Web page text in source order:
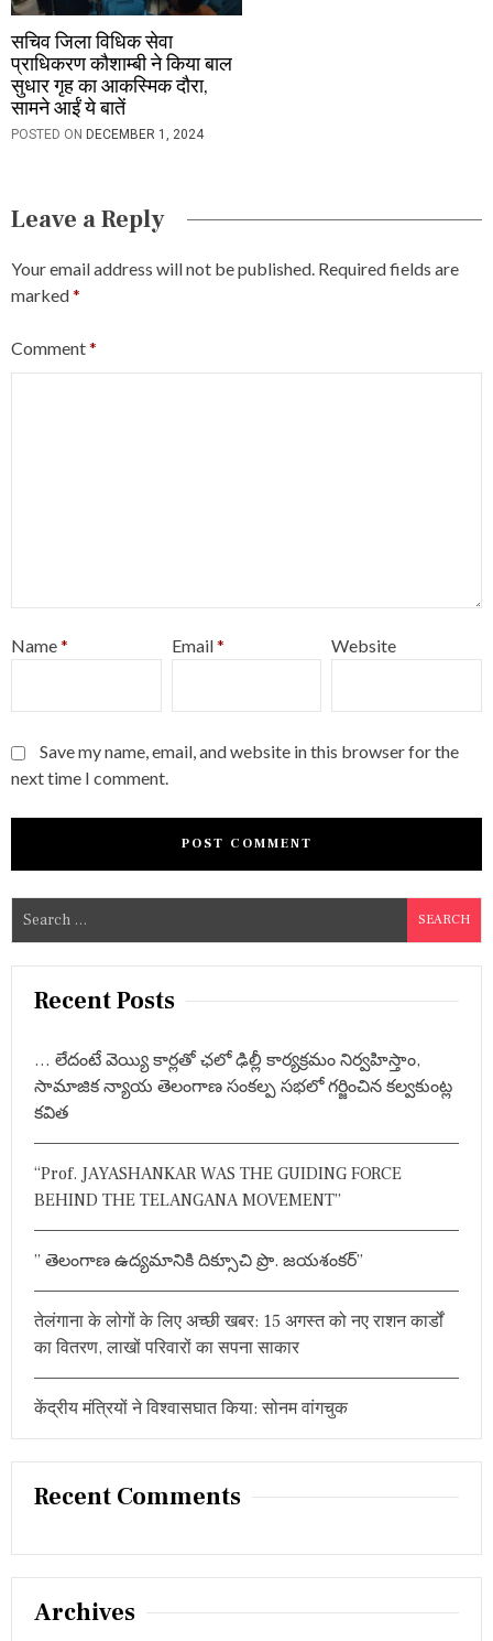
सचिव जिला विधिक सेवा
प्राधिकरण कौशाम्बी ने किया बाल
सुधार गृह का आकस्मिक दौरा,
सामने आईं ये बातें
POSTED ON DECEMBER 1, 2024
Leave a Reply
Your email address will not be published. Required fields are
marked*
Comment*
Name* Email* Website
Save my name, email, and website in this browser for the
next time I comment.
a
Recent Posts
… లేదంటే వెయ్యి కార్లతో ఛలో ఢిల్లీ కార్యక్రమం నిర్వహిస్తాం,
సామాజిక న్యాయ తెలంగాణ సంకల్ప సభలో గర్జించిన కల్వకుంట్ల
కవిత
“Prof. JAYASHANKAR WAS THE GUIDING FORCE
BEHIND THE TELANGANA MOVEMENT”
” తెలంగాణ ఉద్యమానికి దిక్సూచి ప్రొ. జయశంకర్”
तेलंगाना के लोगों के लिए अच्छी खबर: 15 अगस्त को नए राशन कार्डों
का वितरण, लाखों परिवारों का सपना साकार
केंद्रीय मंत्रियों ने विश्वासघात किया: सोनम वांगचुक
Recent Comments
Archives